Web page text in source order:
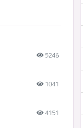
5246
1041
4151